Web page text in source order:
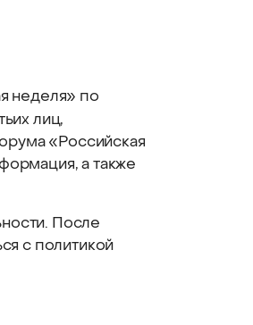
неделя» по
лиц,
«Российская
а также
После
с политикой